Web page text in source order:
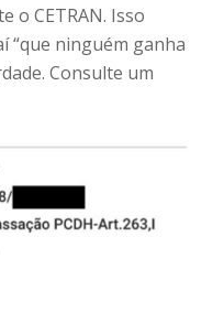
o CETRAN. Isso
“que ninguém ganha
Consulte um